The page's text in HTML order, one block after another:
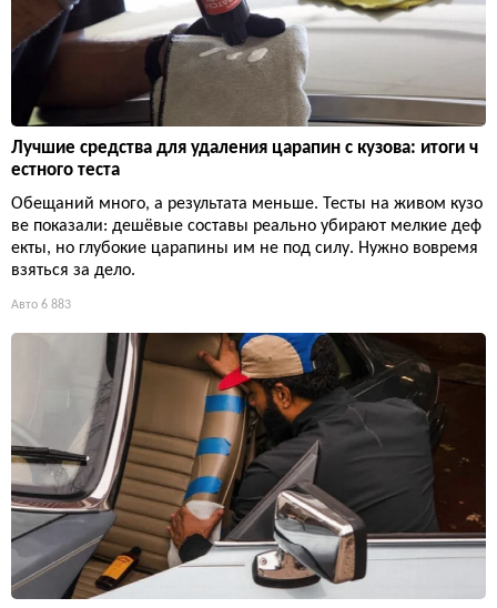
Лучшие средства для удаления царапин с кузова: итоги ч
естного теста
Обещаний много, а результата меньше. Тесты на живом кузо
ве показали: дешёвые составы реально убирают мелкие деф
екты, но глубокие царапины им не под силу. Нужно вовремя
взяться за дело.
Авто 6 883